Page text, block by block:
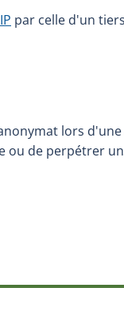
par celle d'un
lors
ou de perpétrer
externe